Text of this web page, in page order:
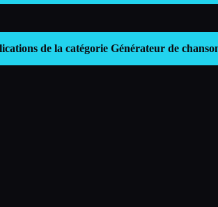
de la catégorie Générateur de